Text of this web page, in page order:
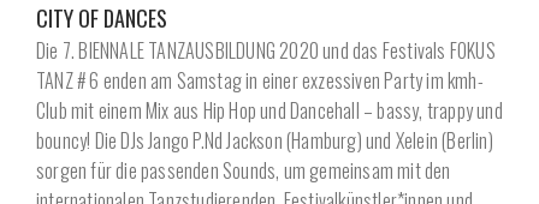
CITY OF DANCES
Die 7. BIENNALE TANZAUSBILDUNG 2020 und das Festivals FOKUS
TANZ # 6 enden am Samstag in einer exzessiven Party im kmh-
Club mit einem Mix aus Hip Hop und Dancehall – bassy, trappy und
bouncy! Die DJs Jango P.Nd Jackson (Hamburg) und Xelein (Berlin)
sorgen für die passenden Sounds, um gemeinsam mit den